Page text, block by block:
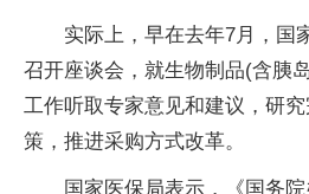
实际上，早在去年7月，国
召开座谈会，就生物制品(含胰
工作听取专家意见和建议，研
策，推进采购方式改革。
国家医保局表示，《国务